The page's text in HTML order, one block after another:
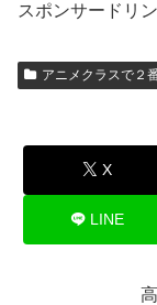
スポンサードリ
アニメクラスで２
X
LINE